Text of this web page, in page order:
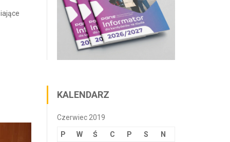
KALENDARZ
Czerwiec 2019
P W Ś C P S N